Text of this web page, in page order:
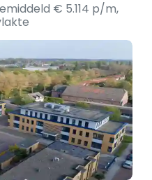
€ 5.114 p/m,